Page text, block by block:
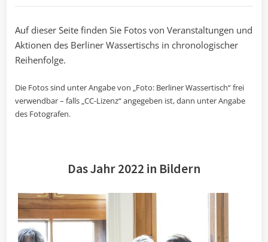
Auf dieser Seite finden Sie Fotos von Veranstaltungen und
Aktionen des Berliner Wassertischs in chronologischer
Reihenfolge.
Die Fotos sind unter Angabe von „Foto: Berliner Wassertisch“ frei
verwendbar – falls „CC-Lizenz“ angegeben ist, dann unter Angabe
des Fotografen.
Das Jahr 2022 in Bildern